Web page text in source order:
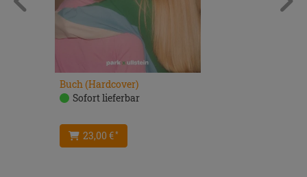
Buch (Hardcover)
Sofort lieferbar
23,00 €*